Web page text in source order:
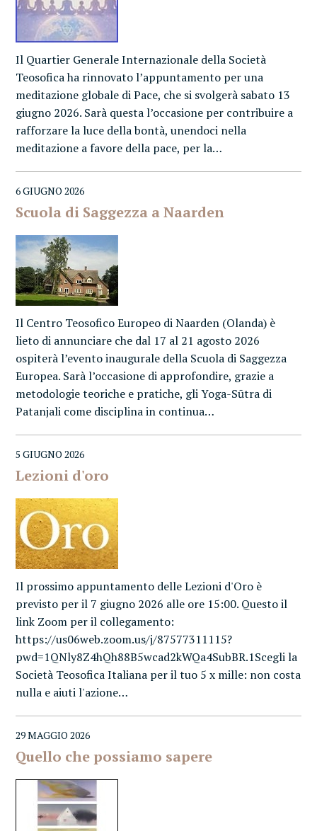
Il Quartier Generale Internazionale della Società
Teosofica ha rinnovato l’appuntamento per una
meditazione globale di Pace, che si svolgerà sabato 13
giugno 2026. Sarà questa l’occasione per contribuire a
rafforzare la luce della bontà, unendoci nella
meditazione a favore della pace, per la…
6 GIUGNO 2026
Scuola di Saggezza a Naarden
Il Centro Teosofico Europeo di Naarden (Olanda) è
lieto di annunciare che dal 17 al 21 agosto 2026
ospiterà l’evento inaugurale della Scuola di Saggezza
Europea. Sarà l’occasione di approfondire, grazie a
metodologie teoriche e pratiche, gli Yoga-Sūtra di
Patanjali come disciplina in continua…
5 GIUGNO 2026
Lezioni d'oro
Il prossimo appuntamento delle Lezioni d'Oro è
previsto per il 7 giugno 2026 alle ore 15:00. Questo il
link Zoom per il collegamento:
https://us06web.zoom.us/j/87577311115?
pwd=1QNly8Z4hQh88B5wcad2kWQa4SubBR.1Scegli la
Società Teosofica Italiana per il tuo 5 x mille: non costa
nulla e aiuti l'azione…
29 MAGGIO 2026
Quello che possiamo sapere